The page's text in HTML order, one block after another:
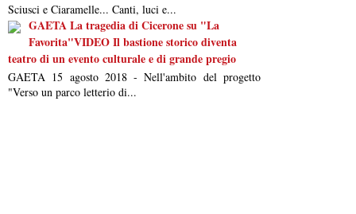
Sciusci e Ciaramelle... Canti, luci e...
GAETA La tragedia di Cicerone su "La
Favorita"VIDEO Il bastione storico diventa
teatro di un evento culturale e di grande pregio
GAETA 15 agosto 2018 - Nell'ambito del progetto
"Verso un parco letterio di...